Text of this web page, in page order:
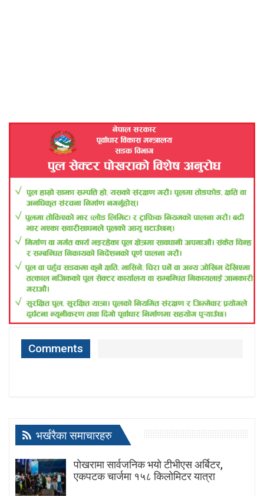
Comments
भर्खरैका समाचारहरु
पोखरामा सार्वजनिक भयो टीभीएस अर्बिटर,
एकपटक चार्जमा १५८ किलोमिटर यात्रा